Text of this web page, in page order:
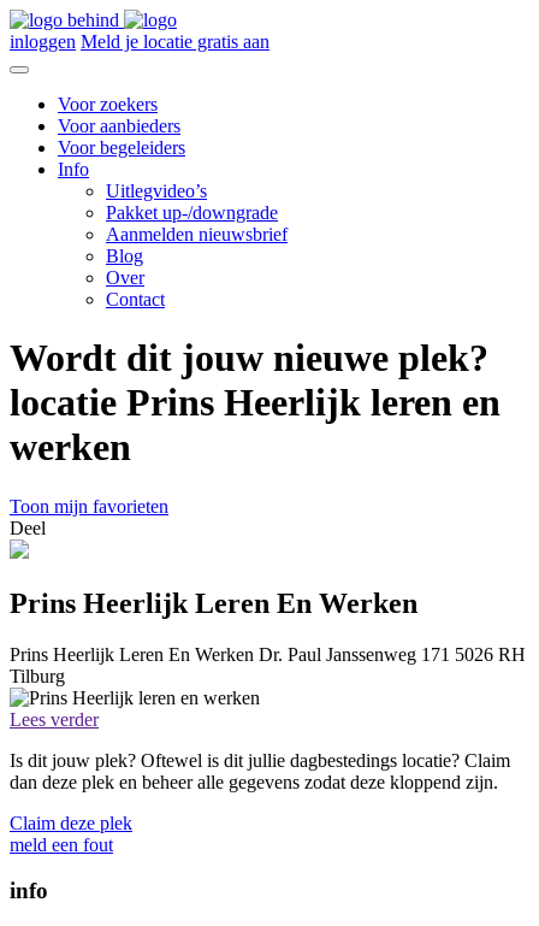
inloggen Meld je locatie gratis aan
Voor zoekers
Voor aanbieders
Voor begeleiders
Info
Uitlegvideo’s
Pakket up-/downgrade
Aanmelden nieuwsbrief
Blog
Over
Contact
Wordt dit jouw nieuwe plek?
locatie Prins Heerlijk leren en
werken
Toon mijn favorieten
Deel
Prins Heerlijk Leren En Werken
Prins Heerlijk Leren En Werken Dr. Paul Janssenweg 171 5026 RH
Tilburg
Lees verder
Is dit jouw plek? Oftewel is dit jullie dagbestedings locatie? Claim
dan deze plek en beheer alle gegevens zodat deze kloppend zijn.
Claim deze plek
meld een fout
info